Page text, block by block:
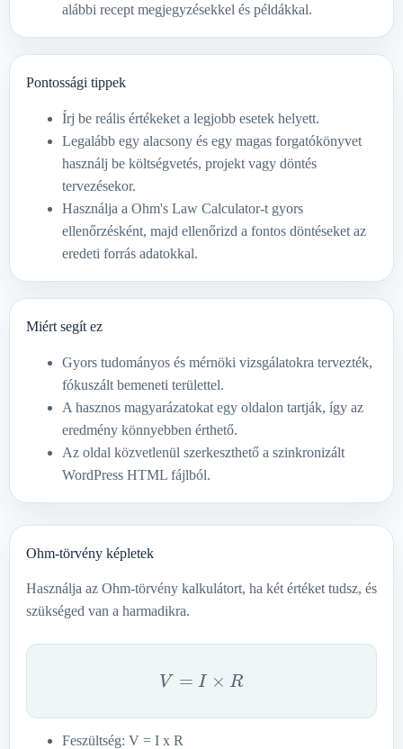
alábbi recept megjegyzésekkel és példákkal.
Pontossági tippek
Írj be reális értékeket a legjobb esetek helyett.
Legalább egy alacsony és egy magas forgatókönyvet
használj be költségvetés, projekt vagy döntés
tervezésekor.
Használja a Ohm's Law Calculator-t gyors
ellenőrzésként, majd ellenőrizd a fontos döntéseket az
eredeti forrás adatokkal.
Miért segít ez
Gyors tudományos és mérnöki vizsgálatokra tervezték,
fókuszált bemeneti területtel.
A hasznos magyarázatokat egy oldalon tartják, így az
eredmény könnyebben érthető.
Az oldal közvetlenül szerkeszthető a szinkronizált
WordPress HTML fájlból.
Ohm-törvény képletek
Használja az Ohm-törvény kalkulátort, ha két értéket tudsz, és
szükséged van a harmadikra.
V= I×R
Feszültség: V = I x R